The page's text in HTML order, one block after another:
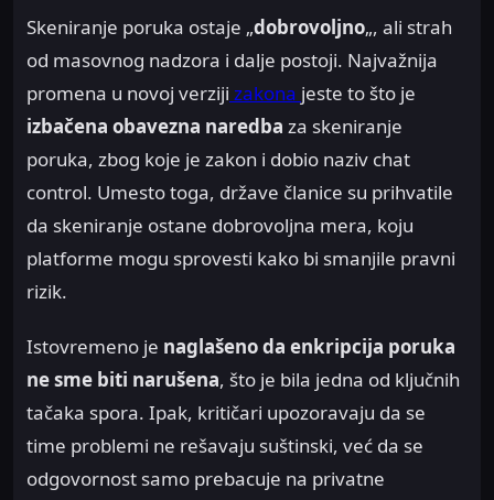
Skeniranje poruka ostaje „dobrovoljno„, ali strah
od masovnog nadzora i dalje postoji. Najvažnija
promena u novoj verziji zakona jeste to što je
izbačena obavezna naredba za skeniranje
poruka, zbog koje je zakon i dobio naziv chat
control. Umesto toga, države članice su prihvatile
da skeniranje ostane dobrovoljna mera, koju
platforme mogu sprovesti kako bi smanjile pravni
rizik.
Istovremeno je naglašeno da enkripcija poruka
ne sme biti narušena, što je bila jedna od ključnih
tačaka spora. Ipak, kritičari upozoravaju da se
time problemi ne rešavaju suštinski, već da se
odgovornost samo prebacuje na privatne